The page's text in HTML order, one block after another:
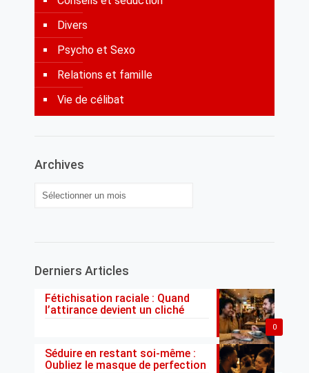
Divers
Psycho et Sexo
Relations et famille
Vie de célibat
Archives
Archives
Derniers Articles
0
Fétichisation raciale : Quand
l’attirance devient un cliché
Séduire en restant soi-même :
Oubliez le masque de perfection